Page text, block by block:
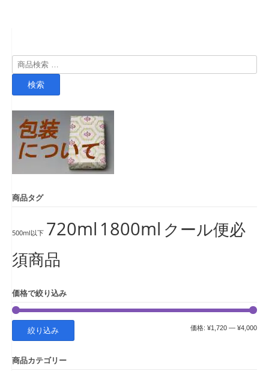
検
索
検索
商品タグ
500ml以下 720ml 1800ml クール便必
須商品
価格で絞り込み
最
最
絞り込み 価格: ¥1,720 — ¥4,000
商品カテゴリー